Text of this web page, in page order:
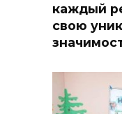
каждый
свою